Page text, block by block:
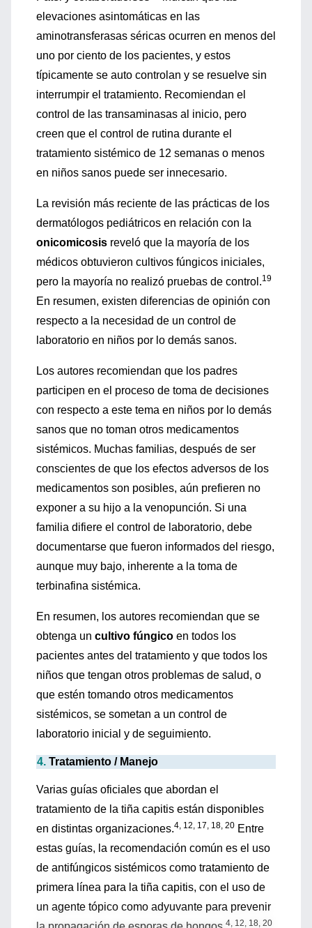
elevaciones asintomáticas en las
aminotransferasas séricas ocurren en menos del
uno por ciento de los pacientes, y estos
típicamente se auto controlan y se resuelve sin
interrumpir el tratamiento. Recomiendan el
control de las transaminasas al inicio, pero
creen que el control de rutina durante el
tratamiento sistémico de 12 semanas o menos
en niños sanos puede ser innecesario.
La revisión más reciente de las prácticas de los
dermatólogos pediátricos en relación con la
onicomicosis reveló que la mayoría de los
médicos obtuvieron cultivos fúngicos iniciales,
pero la mayoría no realizó pruebas de control.19
En resumen, existen diferencias de opinión con
respecto a la necesidad de un control de
laboratorio en niños por lo demás sanos.
Los autores recomiendan que los padres
participen en el proceso de toma de decisiones
con respecto a este tema en niños por lo demás
sanos que no toman otros medicamentos
sistémicos. Muchas familias, después de ser
conscientes de que los efectos adversos de los
medicamentos son posibles, aún prefieren no
exponer a su hijo a la venopunción. Si una
familia difiere el control de laboratorio, debe
documentarse que fueron informados del riesgo,
aunque muy bajo, inherente a la toma de
terbinafina sistémica.
En resumen, los autores recomiendan que se
obtenga un cultivo fúngico en todos los
pacientes antes del tratamiento y que todos los
niños que tengan otros problemas de salud, o
que estén tomando otros medicamentos
sistémicos, se sometan a un control de
laboratorio inicial y de seguimiento.
4. Tratamiento / Manejo
Varias guías oficiales que abordan el
tratamiento de la tiña capitis están disponibles
en distintas organizaciones.4, 12, 17, 18, 20 Entre
estas guías, la recomendación común es el uso
de antifúngicos sistémicos como tratamiento de
primera línea para la tiña capitis, con el uso de
un agente tópico como adyuvante para prevenir
4, 12, 18, 20